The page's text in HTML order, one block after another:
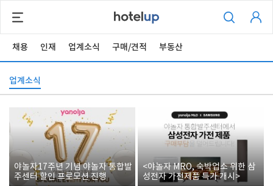
채용 인재 업계소식 구매/견적 부동산
업계소식
야놀자17주년 기념 야놀자 통합발
주센터 할인 프로모션 진행
<야놀자 MRO, 숙박업소 위한 삼
성전자 가전제품 특가 개시>